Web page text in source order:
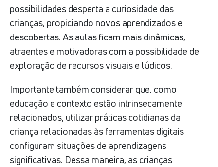
possibilidades desperta a curiosidade das
crianças, propiciando novos aprendizados e
descobertas. As aulas ficam mais dinâmicas,
atraentes e motivadoras com a possibilidade de
exploração de recursos visuais e lúdicos.
Importante também considerar que, como
educação e contexto estão intrinsecamente
relacionados, utilizar práticas cotidianas da
criança relacionadas às ferramentas digitais
configuram situações de aprendizagens
significativas. Dessa maneira, as crianças